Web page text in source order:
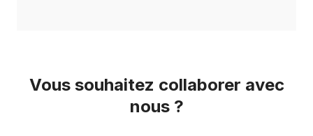
Vous souhaitez collaborer avec
nous ?